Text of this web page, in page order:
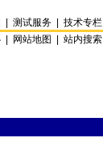
测试服务 技术专栏
|
网站地图 站内搜索